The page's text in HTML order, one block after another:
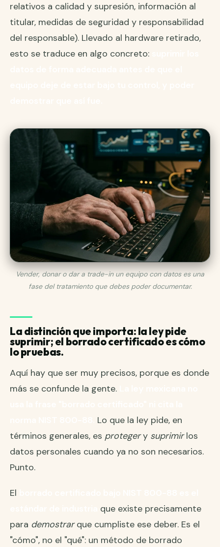
relativos a calidad y supresión, información al
titular, medidas de seguridad y responsabilidad
del responsable). Llevado al hardware retirado,
esto se traduce en algo concreto:
Vender, donar o dar a trade-in un equipo con datos es una
fase del tratamiento que debes poder documentar.
La distinción que importa: la ley pide
suprimir; el borrado certificado es cómo
lo pruebas.
Aquí hay que ser muy precisos, porque es donde
más se confunde la gente.
Lo que la ley pide, en
términos generales, es protegery suprimirlos
datos personales cuando ya no son necesarios.
Punto.
El
que existe precisamente
para demostrarque cumpliste ese deber. Es el
"cómo", no el "qué": un método de borrado